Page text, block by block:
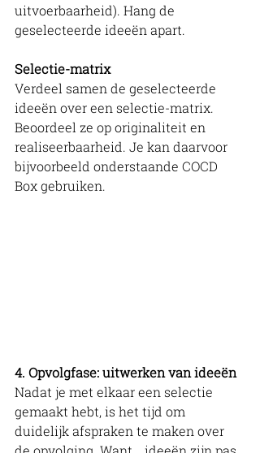
uitvoerbaarheid). Hang de
geselecteerde ideeën apart.
Selectie-matrix
Verdeel samen de geselecteerde
ideeën over een selectie-matrix.
Beoordeel ze op originaliteit en
realiseerbaarheid. Je kan daarvoor
bijvoorbeeld onderstaande COCD
Box gebruiken.
4. Opvolgfase: uitwerken van ideeën
Nadat je met elkaar een selectie
gemaakt hebt, is het tijd om
duidelijk afspraken te maken over